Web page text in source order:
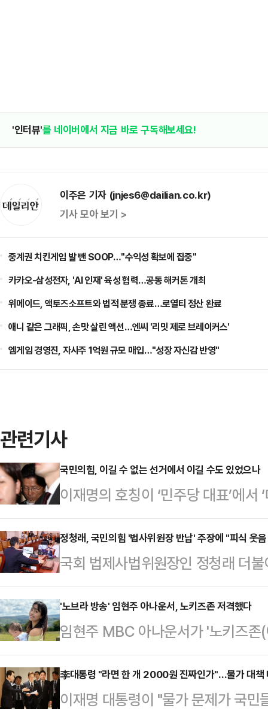
'인터뷰'를 네이버에서 지금 바로 구독해보세요!
이주은 기자 (jnjes6@dailian.co.kr)
기사 모아 보기 >
중계권 치킨게임 발 뺀 SOOP…"수익성 확보에 집중"
카카오-삼성전자, 'AI 인재' 육성 협력…공동 해커톤 개최
위메이드, 액토즈소프트와 법적 분쟁 종료…로열티 정산 완료
애니 같은 그래픽, 손맛 살린 액션…엔씨 '리밋 제로 브레이커스'
엠게임 경영진, 자사주 1억원 규모 매입…"성장 자신감 반영"
관련기사
국민의힘, 이길 수 없는 선거에서 이길 수도 있었으나
이재명의 호칭이 ‘민주당 대표’에
인 변화가 보수는 차마 믿어지지 않
새삼 윤석열에 대한 배신과 증오의
계엄을 해서, 시퍼렇게 살아 있던
는, 아직도 믿어지지 않는 생각과
었다는 게 점점 분명해지고, 민주당
머지않아 확인될 것이 분명한 계엄
김건희에게, 그리고…
정청래, 국민의힘 '법사위원장 반납' 주장에 "피식 웃
국회 법제사법위원장인 정청래 더
사위원장을 야당에 반납하라는 국
대 의사를 밝혔다.정청래 의원은 9
상화 위해 야당에 돌려줘야' 피식
앞서 주진우 국민의힘 법률자문위
해 이제 법사위원장은 야당이 맡아
원장으로는 법률안 검토와 사법부
'노브라 방송' 임현주 아나운서, 노키즈존 저격했다
임현주 MBC 아나운서가 '노키즈
다.1일 임현주는 자신의 소셜미디
카페에서 '노키즈존'이란 안내를 받
딸을 태우고 들어가려 했는데 주차
李대통령 "라면 한 개 2000원 진짜인가"…물가 대책
이재명 대통령이 "물가 문제가 국